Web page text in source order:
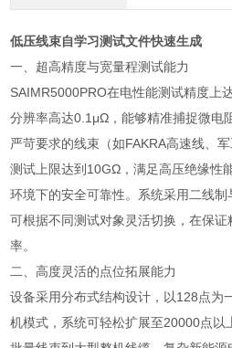
低压线束自学习测试文件快速生成
一、超高精度与宽量程测试能力
SAIMR5000PRO在电性能测试精度上
分辨率高达0.1μΩ，能够精准捕捉微电
严苛要求的线束（如FAKRA高速线、
测试上限达到10GΩ，满足高压绝缘性
环境下的安全可靠性。系统采用二线
可根据不同测试对象灵活切换，在保
率。
二、高度灵活的点位拓展能力
设备采用分布式结构设计，以128点为
机模式，系统可轻松扩展至20000点以